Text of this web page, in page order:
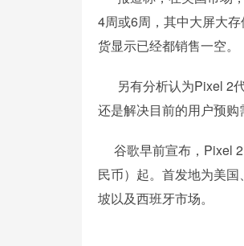
4周或6周，其中大屏大
货显示已经都销售一空。
另有分析认为Pixel 2代
还是解决目前的用户预购
谷歌早前宣布，Pixel 2
民币）起。首发地为美
坡以及西班牙市场。